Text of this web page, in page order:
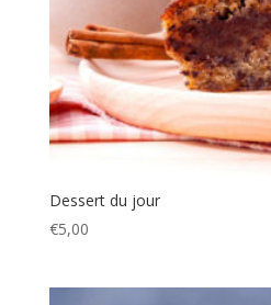
Dessert du jour
€5,00